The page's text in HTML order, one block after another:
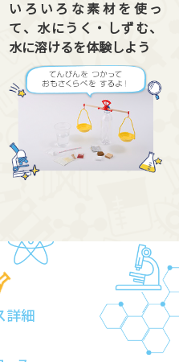
いろいろな素材を使っ
て、水にうく・しずむ、
水に溶けるを体験しよう
詳細